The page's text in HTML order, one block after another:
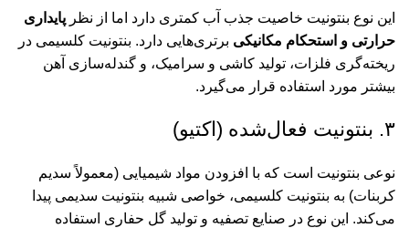
این نوع بنتونیت خاصیت جذب آب کمتری دارد اما از نظر پایداری
حرارتی و استحکام مکانیکی برتری‌هایی دارد. بنتونیت کلسیمی در
ریخته‌گری فلزات، تولید کاشی و سرامیک، و گندله‌سازی آهن
بیشتر مورد استفاده قرار می‌گیرد.
۳. بنتونیت فعال‌شده (اکتیو)
نوعی بنتونیت است که با افزودن مواد شیمیایی (معمولاً سدیم
کربنات) به بنتونیت کلسیمی، خواصی شبیه بنتونیت سدیمی پیدا
می‌کند. این نوع در صنایع تصفیه و تولید گل حفاری استفاده